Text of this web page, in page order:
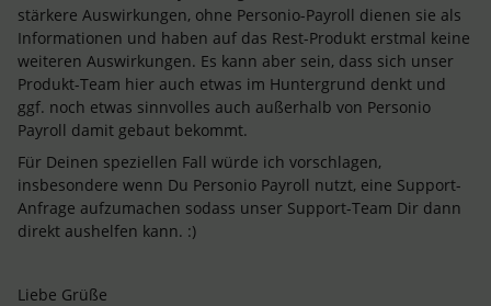
stärkere Auswirkungen, ohne Personio-Payroll dienen sie als
Informationen und haben auf das Rest-Produkt erstmal keine
weiteren Auswirkungen. Es kann aber sein, dass sich unser
Produkt-Team hier auch etwas im Huntergrund denkt und
ggf. noch etwas sinnvolles auch außerhalb von Personio
Payroll damit gebaut bekommt.
Für Deinen speziellen Fall würde ich vorschlagen,
insbesondere wenn Du Personio Payroll nutzt, eine Support-
Anfrage aufzumachen sodass unser Support-Team Dir dann
direkt aushelfen kann. :)
Liebe Grüße